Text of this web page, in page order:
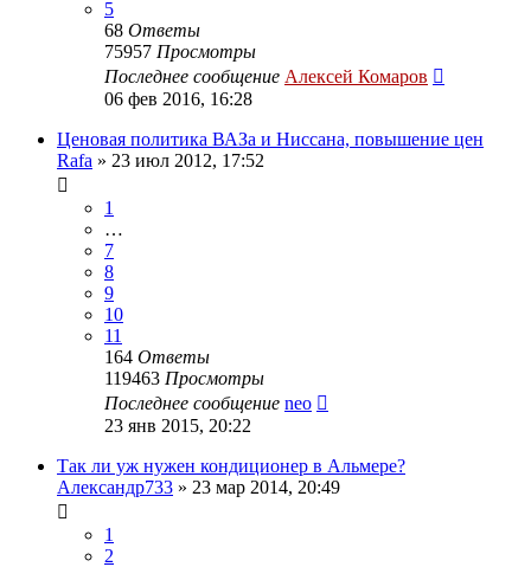
5
68 Ответы
75957 Просмотры
Последнее сообщение Алексей Комаров
06 фев 2016, 16:28
Ценовая политика ВАЗа и Ниссана, повышение цен
Rafa » 23 июл 2012, 17:52
1
…
7
8
9
10
11
164 Ответы
119463 Просмотры
Последнее сообщение neo
23 янв 2015, 20:22
Так ли уж нужен кондиционер в Альмере?
Александр733 » 23 мар 2014, 20:49
1
2